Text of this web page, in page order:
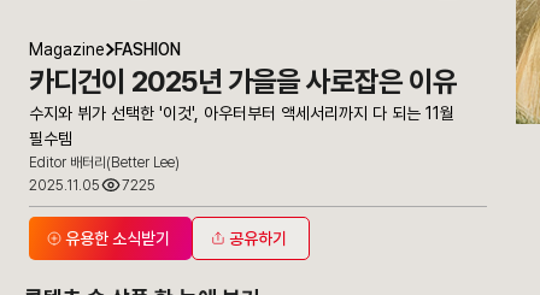
Magazine FASHION
카디건이 2025년 가을을 사로잡은 이유
수지와 뷔가 선택한 '이것', 아우터부터 액세서리까지 다 되는 11월
필수템
Editor 배터리(Better Lee)
2025.11.05
7225
유용한 소식받기 공유하기